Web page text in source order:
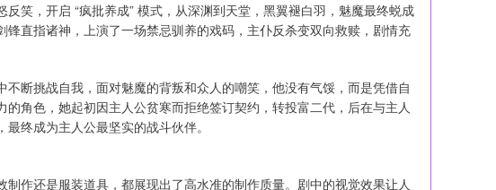
笑，开启 “疯批养成” 模式，从深渊到天堂，黑翼褪白羽，魅魔最终蜕成
直指诸神，上演了一场禁忌驯养的戏码，主仆反杀变双向救赎，剧情充
断挑战自我，面对魅魔的背叛和众人的嘲笑，他没有气馁，而是凭借自
角色，她起初因主人公贫寒而拒绝签订契约，转投富二代，后在与主人
终成为主人公最坚实的战斗伙伴。
作还是服装道具，都展现出了高水准的制作质量。剧中的视觉效果让人